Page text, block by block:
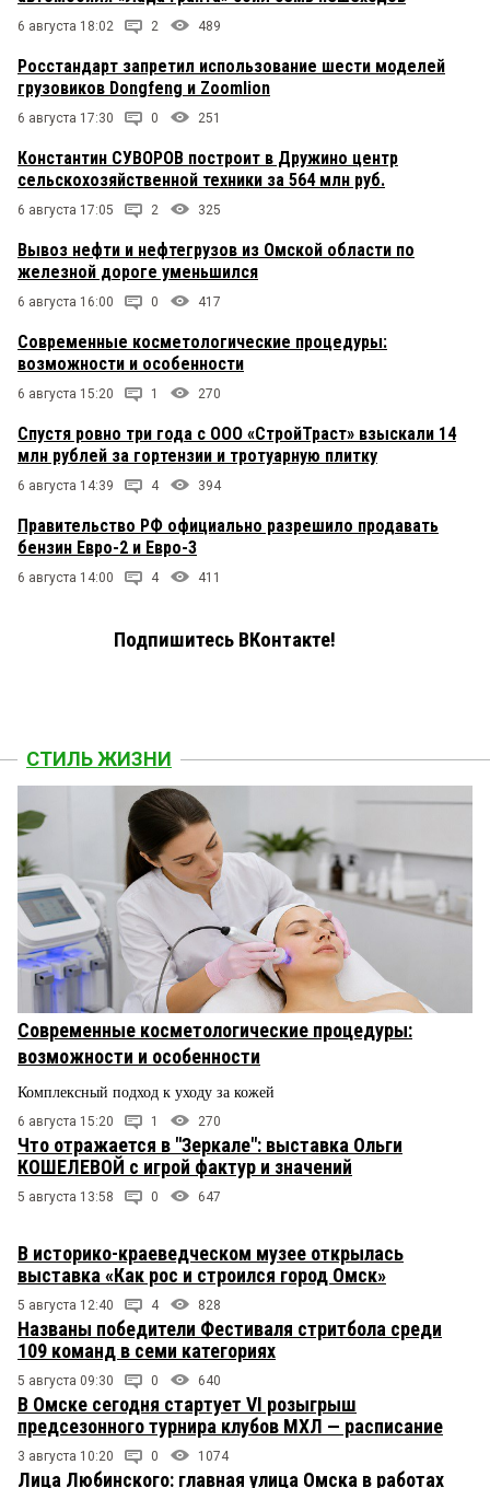
6 августа 18:02 2 489
Росстандарт запретил использование шести моделей
грузовиков Dongfeng и Zoomlion
6 августа 17:30 0 251
Константин СУВОРОВ построит в Дружино центр
сельскохозяйственной техники за 564 млн руб.
6 августа 17:05 2 325
Вывоз нефти и нефтегрузов из Омской области по
железной дороге уменьшился
6 августа 16:00 0 417
Современные косметологические процедуры:
возможности и особенности
6 августа 15:20 1 270
Спустя ровно три года с ООО «СтройТраст» взыскали 14
млн рублей за гортензии и тротуарную плитку
6 августа 14:39 4 394
Правительство РФ официально разрешило продавать
бензин Евро-2 и Евро-3
6 августа 14:00 4 411
Подпишитесь ВКонтакте!
СТИЛЬ ЖИЗНИ
Современные косметологические процедуры:
возможности и особенности
Комплексный подход к уходу за кожей
6 августа 15:20 1 270
Что отражается в "Зеркале": выставка Ольги
КОШЕЛЕВОЙ с игрой фактур и значений
5 августа 13:58 0 647
В историко-краеведческом музее открылась
выставка «Как рос и строился город Омск»
5 августа 12:40 4 828
Названы победители Фестиваля стритбола среди
109 команд в семи категориях
5 августа 09:30 0 640
В Омске сегодня стартует VI розыгрыш
предсезонного турнира клубов МХЛ — расписание
3 августа 10:20 0 1074
Лица Любинского: главная улица Омска в работах